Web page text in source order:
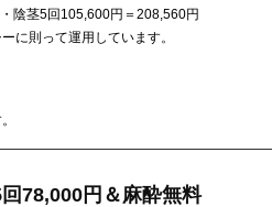
陰茎5回105,600円＝208,560円
に則って運用しています。
78,000円＆麻酔無料